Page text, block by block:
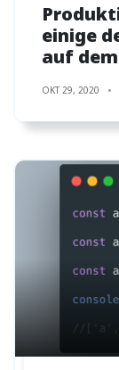
einige
auf
OKT 29, 2020